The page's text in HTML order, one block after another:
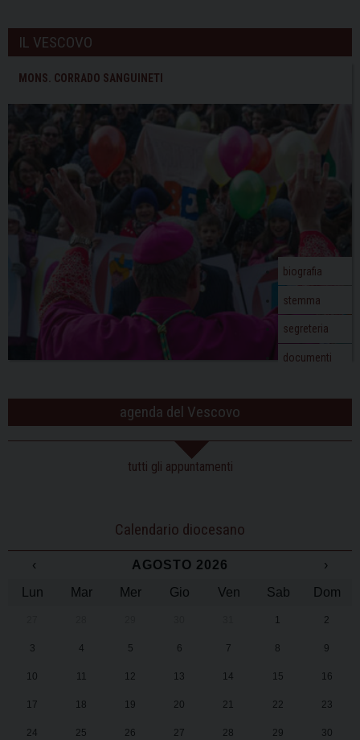
cristiani
o
s
a
t
IL VESCOVO
MONS. CORRADO SANGUINETI
biografia
stemma
segreteria
documenti
agenda del Vescovo
tutti gli appuntamenti
Calendario diocesano
‹ AGOSTO 2026
›
Lun
Mar Mer Gio Ven Sab Dom
1 2
3 4 5 6 7 8 9
10 11 12 13 14 15 16
17 18 19 20 21 22 23
24 25 26 27 28 29 30